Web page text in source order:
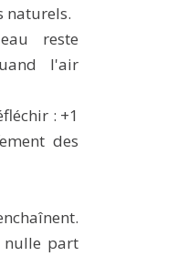
naturels.
reste
l'air
: +1
des
nulle part